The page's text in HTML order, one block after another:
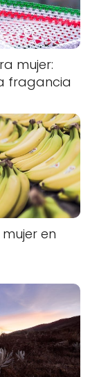
mujer:
fragancia
en